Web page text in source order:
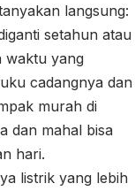
langsung:
setahun atau
waktu yang
cadangnya dan
murah di
dan mahal bisa
hari.
listrik yang lebih